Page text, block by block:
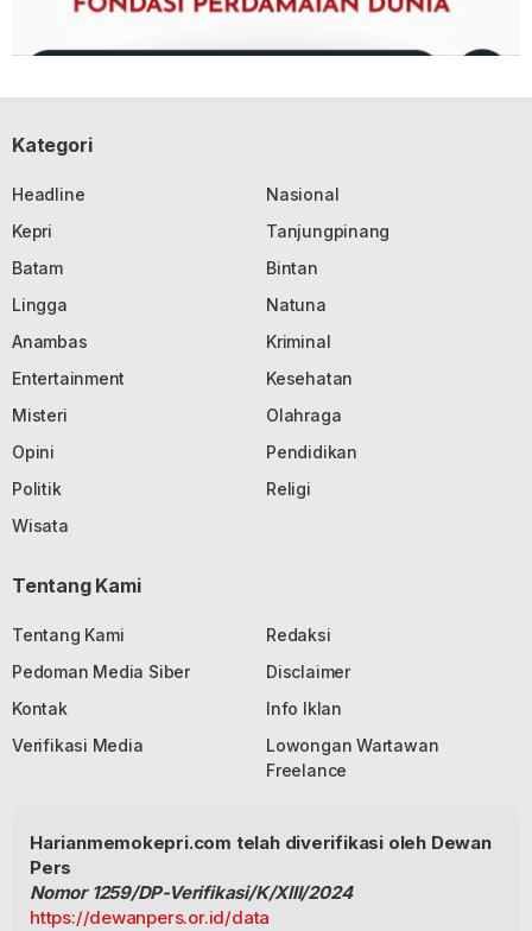
Kategori
Headline
Nasional
Kepri
Tanjungpinang
Batam
Bintan
Lingga
Natuna
Anambas
Kriminal
Entertainment
Kesehatan
Misteri
Olahraga
Opini
Pendidikan
Politik
Religi
Wisata
Tentang Kami
Tentang Kami
Redaksi
Pedoman Media Siber
Disclaimer
Kontak
Info Iklan
Verifikasi Media
Lowongan Wartawan
Freelance
Harianmemokepri.com telah diverifikasi oleh Dewan
Pers
Nomor 1259/DP-Verifikasi/K/XIII/2024
https://dewanpers.or.id/data